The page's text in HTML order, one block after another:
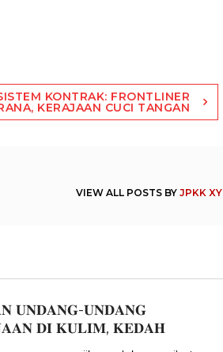
KONTRAK: FRONTLINER
KERAJAAN CUCI TANGAN
VIEW ALL POSTS BYJPKK XY
𝐔𝐍𝐃𝐀𝐍𝐆-𝐔𝐍𝐃𝐀𝐍𝐆
𝐃𝐈 𝐊𝐔𝐋𝐈𝐌, 𝐊𝐄𝐃𝐀𝐇